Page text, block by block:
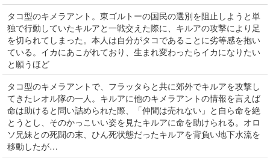
タコ型のキメラアント。東ゴルトーの国民の選別を阻止しようと単
独で行動していたキルアと一戦交えた際に、キルアの攻撃により足
を切られてしまった。本人は自分がタコであることに劣等感を抱い
ている。イカにあこがれており、生まれ変わったらイカになりたい
と願うほど
タコ型のキメラアントで、フラッタらと共に郊外でキルアを攻撃し
てきたレオル隊の一人。キルアに他のキメラアントの情報を言えば
命は助けると問い詰められた際、「仲間は売れない」と自ら命を絶
とうとし、そのかっこいい姿を見たキルアに命を助けられる。オロ
ソ兄妹との死闘の末、ひん死状態だったキルアを背負い地下水流を
移動したが…